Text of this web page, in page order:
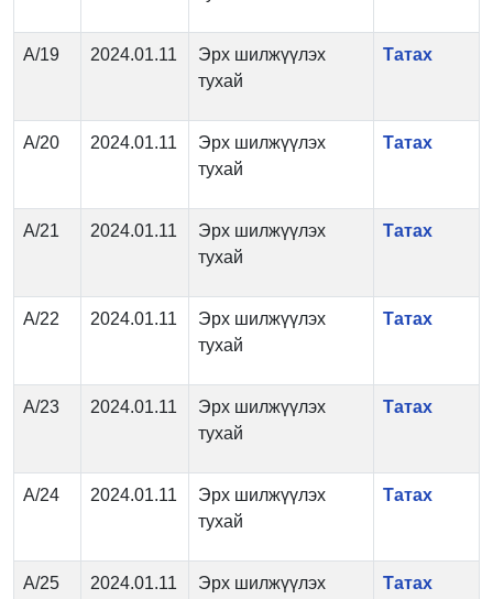
А/19 2024.01.11
Эрх шилжүүлэх
тухай
Татах
А/20 2024.01.11
Эрх шилжүүлэх
тухай
Татах
А/21 2024.01.11
Эрх шилжүүлэх
тухай
Татах
А/22 2024.01.11
Эрх шилжүүлэх
тухай
Татах
А/23 2024.01.11
Эрх шилжүүлэх
тухай
Татах
А/24 2024.01.11
Эрх шилжүүлэх
тухай
Татах
А/25 2024.01.11
Эрх шилжүүлэх
Татах